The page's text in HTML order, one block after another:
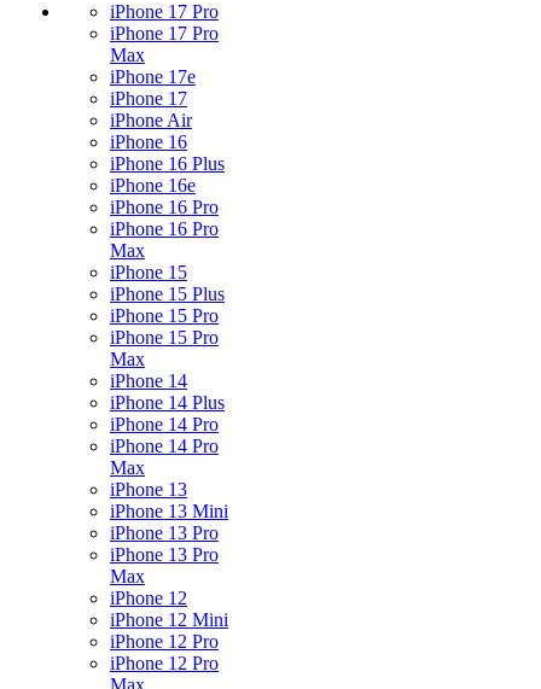
iPhone 17 Pro
iPhone 17 Pro
Max
iPhone 17e
iPhone 17
iPhone Air
iPhone 16
iPhone 16 Plus
iPhone 16e
iPhone 16 Pro
iPhone 16 Pro
Max
iPhone 15
iPhone 15 Plus
iPhone 15 Pro
iPhone 15 Pro
Max
iPhone 14
iPhone 14 Plus
iPhone 14 Pro
iPhone 14 Pro
Max
iPhone 13
iPhone 13 Mini
iPhone 13 Pro
iPhone 13 Pro
Max
iPhone 12
iPhone 12 Mini
iPhone 12 Pro
iPhone 12 Pro
Max